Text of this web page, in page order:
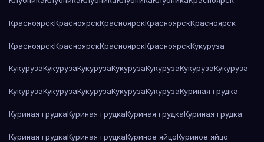
КрасноярскКрасноярскКрасноярскКрасноярскКрасноярск
КрасноярскКрасноярскКрасноярскКрасноярскКукуруза
КукурузаКукурузаКукурузаКукурузаКукурузаКукурузаКукуруза
КукурузаКукурузаКукурузаКукурузаКукурузаКуриная грудка
Куриная грудкаКуриная грудкаКуриная грудкаКуриная грудка
Куриная грудкаКуриная грудкаКуриное яйцоКуриное яйцо